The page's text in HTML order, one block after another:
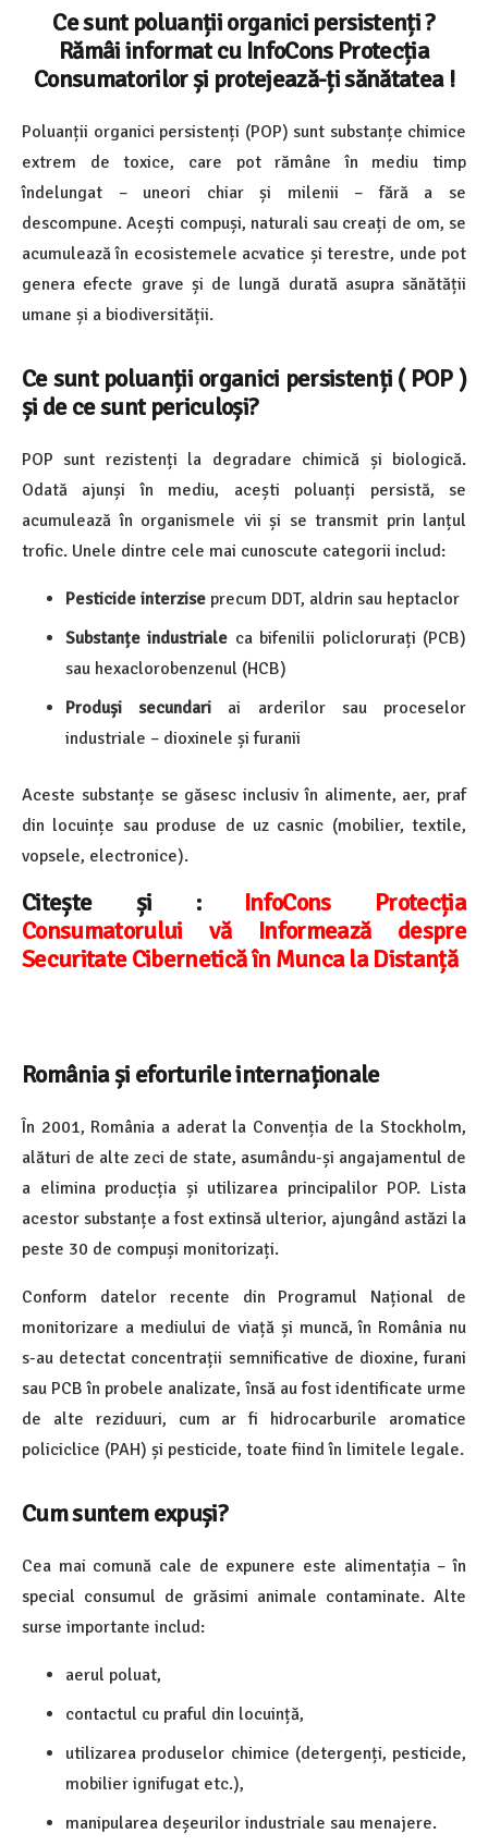
Ce sunt poluanții organici persistenți ?
Rămâi informat cu InfoCons Protecția
Consumatorilor și protejează-ți sănătatea !
Poluanții organici persistenți (POP) sunt substanțe chimice
extrem de toxice, care pot rămâne în mediu timp
îndelungat – uneori chiar și milenii – fără a se
descompune. Acești compuși, naturali sau creați de om, se
acumulează în ecosistemele acvatice și terestre, unde pot
genera efecte grave și de lungă durată asupra sănătății
umane și a biodiversității.
Ce suntpoluanții organici persistenți ( POP )
și de ce sunt periculoși?
POP sunt rezistenți la degradare chimică și biologică.
Odată ajunși în mediu, acești poluanți persistă, se
acumulează în organismele vii și se transmit prin lanțul
trofic. Unele dintre cele mai cunoscute categorii includ:
Pesticide interzise precum DDT, aldrin sau heptaclor
Substanțe industriale ca bifenilii policlorurați (PCB)
sau hexaclorobenzenul (HCB)
Produși secundari ai arderilor sau proceselor
industriale – dioxinele și furanii
Aceste substanțe se găsesc inclusiv în alimente, aer, praf
din locuințe sau produse de uz casnic (mobilier, textile,
vopsele, electronice).
Citește și : InfoCons Protecția
Consumatorului vă Informează despre
Securitate Cibernetică în Munca la Distanță
România și eforturile internaționale
În 2001, România a aderat la Convenția de la Stockholm,
alături de alte zeci de state, asumându-și angajamentul de
a elimina producția și utilizarea principalilor POP. Lista
acestor substanțe a fost extinsă ulterior, ajungând astăzi la
peste 30 de compuși monitorizați.
Conform datelor recente din Programul Național de
monitorizare a mediului de viață și muncă, în România nu
s-au detectat concentrații semnificative de dioxine, furani
sau PCB în probele analizate, însă au fost identificate urme
de alte reziduuri, cum ar fi hidrocarburile aromatice
policiclice (PAH) și pesticide, toate fiind în limitele legale.
Cum suntem expuși?
Cea mai comună cale de expunere este alimentația – în
special consumul de grăsimi animale contaminate. Alte
surse importante includ:
aerul poluat,
contactul cu praful din locuință,
utilizarea produselor chimice (detergenți, pesticide,
mobilier ignifugat etc.),
manipularea deșeurilor industriale sau menajere.